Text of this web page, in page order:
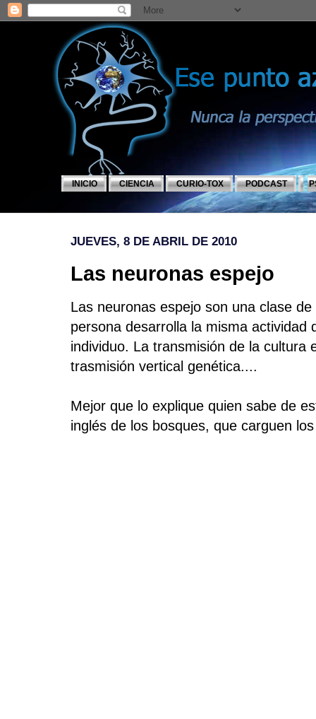
INICIO CIENCIA CURIO-TOX PODCAST
JUEVES, 8 DE ABRIL DE 2010
Las neuronas espejo
Las neuronas espejo son una clase
persona desarrolla la misma
individuo. La transmisión de la cultura
trasmisión vertical genética....
Mejor que lo explique quien sabe de
inglés de los bosques, que carguen